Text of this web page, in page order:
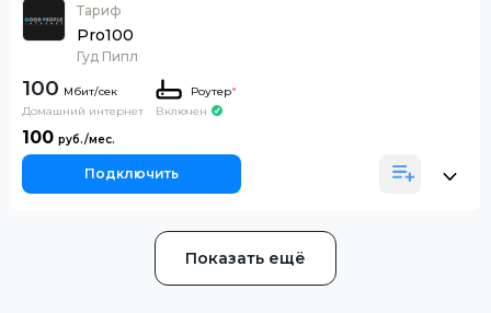
Тариф
Pro100
Гуд Пипл
100
Домашний интернет
Роутер*
Включен
100
Подключить
Показать ещё